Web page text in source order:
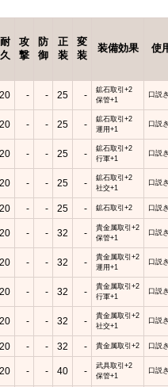
耐
久
攻
撃
防
御
正
装
変
装
装備効果 使
20 - - 25 -
鉱石取引+2
保管+1
口説
20 - - 25 -
鉱石取引+2
運用+1
口説
20 - - 25 -
鉱石取引+2
行軍+1
口説
20 - - 25 -
鉱石取引+2
社交+1
口説
20 - - 25 - 鉱石取引+2 口説
20 - - 32 -
貴金属取引+2
保管+1
口説
20 - - 32 -
貴金属取引+2
運用+1
口説
20 - - 32 -
貴金属取引+2
行軍+1
口説
20 - - 32 -
貴金属取引+2
社交+1
口説
20 - - 32 - 貴金属取引+2 口説
20 - - 40 -
武具取引+2
保管+1
口説